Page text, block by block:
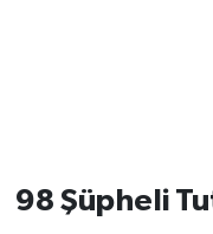
98 Şüpheli